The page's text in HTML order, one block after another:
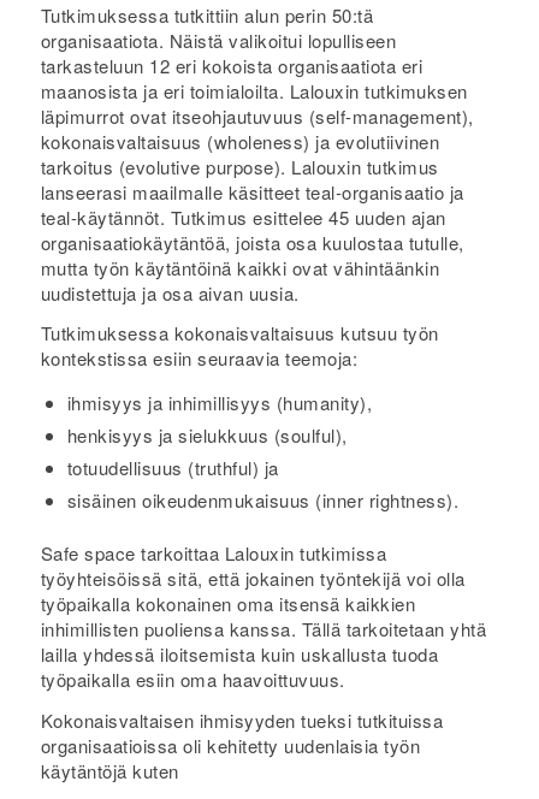
Tutkimuksessa tutkittiin alun perin 50:tä
organisaatiota. Näistä valikoitui lopulliseen
tarkasteluun 12 eri kokoista organisaatiota eri
maanosista ja eri toimialoilta. Lalouxin tutkimuksen
läpimurrot ovat itseohjautuvuus (self-management),
kokonaisvaltaisuus (wholeness) ja evolutiivinen
tarkoitus (evolutive purpose). Lalouxin tutkimus
lanseerasi maailmalle käsitteet teal-organisaatio ja
teal-käytännöt. Tutkimus esittelee 45 uuden ajan
organisaatiokäytäntöä, joista osa kuulostaa tutulle,
mutta työn käytäntöinä kaikki ovat vähintäänkin
uudistettuja ja osa aivan uusia.
Tutkimuksessa kokonaisvaltaisuus kutsuu työn
kontekstissa esiin seuraavia teemoja:
ihmisyys ja inhimillisyys (humanity),
henkisyys ja sielukkuus (soulful),
totuudellisuus (truthful) ja
sisäinen oikeudenmukaisuus (inner rightness).
Safe space tarkoittaa Lalouxin tutkimissa
työyhteisöissä sitä, että jokainen työntekijä voi olla
työpaikalla kokonainen oma itsensä kaikkien
inhimillisten puoliensa kanssa. Tällä tarkoitetaan yhtä
lailla yhdessä iloitsemista kuin uskallusta tuoda
työpaikalla esiin oma haavoittuvuus.
Kokonaisvaltaisen ihmisyyden tueksi tutkituissa
organisaatioissa oli kehitetty uudenlaisia työn
käytäntöjä kuten